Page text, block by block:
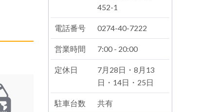
452-1
電話番号 0274-40-7222
営業時間 7:00 - 20:00
定休日
7月28日・8月13
日・14日・25日
駐車台数 共有